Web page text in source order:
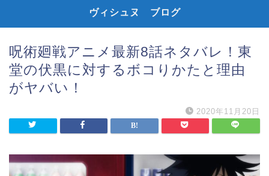
ヴィシュヌ ブログ
呪術廻戦アニメ最新8話ネタバレ！東
堂の伏黒に対するボコりかたと理由
がヤバい！
2020年11月20日